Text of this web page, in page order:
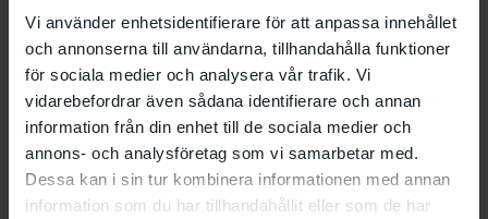
Vi använder enhetsidentifierare för att anpassa innehållet
och annonserna till användarna, tillhandahålla funktioner
för sociala medier och analysera vår trafik. Vi
vidarebefordrar även sådana identifierare och annan
information från din enhet till de sociala medier och
annons- och analysföretag som vi samarbetar med.
Dessa kan i sin tur kombinera informationen med annan
information som du har tillhandahållit eller som de har
Vad
: Filmvisning
När: 17–22.9 klockan 11–17
Var: C–salen
Fri entré, ingen anmälan krävs
Relaterade evenemang